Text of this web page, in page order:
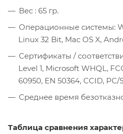
Вес : 65 гр.
Операционные системы:
Linux 32 Bit, Mac OS X,
Сертификаты /
Level 1, Microsoft WHQL,
60950, EN 50364, CCID, PC/
Среднее время
Таблица сравнения